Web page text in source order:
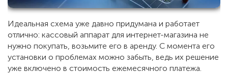
Идеальная схема уже давно придумана и работает
отлично: кассовый аппарат для интернет-магазина не
нужно покупать, возьмите его в аренду. С момента его
установки о проблемах можно забыть, ведь их решение
уже включено в стоимость ежемесячного платежа.